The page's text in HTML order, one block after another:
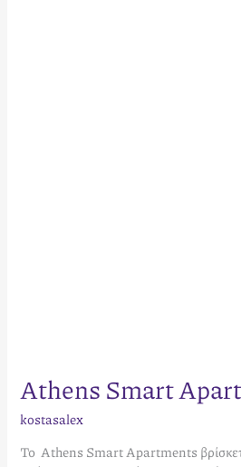
Athens Smart
kostasalex
Το Athens Smart Apartments